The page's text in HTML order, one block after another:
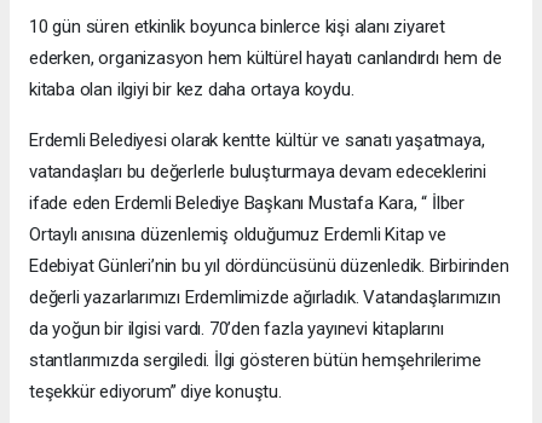
10 gün süren etkinlik boyunca binlerce kişi alanı ziyaret
ederken, organizasyon hem kültürel hayatı canlandırdı hem de
kitaba olan ilgiyi bir kez daha ortaya koydu.
Erdemli Belediyesi olarak kentte kültür ve sanatı yaşatmaya,
vatandaşları bu değerlerle buluşturmaya devam edeceklerini
ifade eden Erdemli Belediye Başkanı Mustafa Kara, “ İlber
Ortaylı anısına düzenlemiş olduğumuz Erdemli Kitap ve
Edebiyat Günleri’nin bu yıl dördüncüsünü düzenledik. Birbirinden
değerli yazarlarımızı Erdemlimizde ağırladık. Vatandaşlarımızın
da yoğun bir ilgisi vardı. 70’den fazla yayınevi kitaplarını
stantlarımızda sergiledi. İlgi gösteren bütün hemşehrilerime
teşekkür ediyorum” diye konuştu.